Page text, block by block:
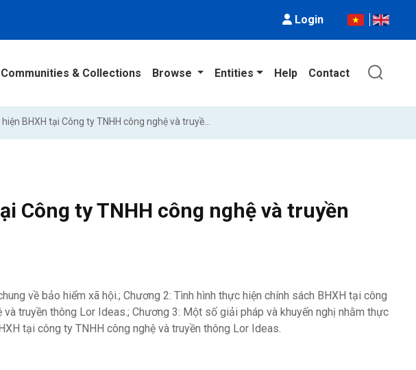
Login
Communities & Collections Browse Entities Help Contact
Công ty TNHH công nghệ và truyền
về bảo hiểm xã hội.; Chương 2: Tình hình thực hiện chính sách BHXH tại công
và truyền thông Lor Ideas.; Chương 3: Một số giải pháp và khuyến nghị nhằm thực
tại công ty TNHH công nghệ và truyền thông Lor Ideas.